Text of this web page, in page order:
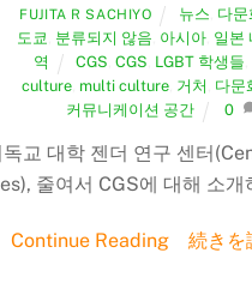
FUJITA R SACHIYO 뉴스 다문
도쿄 분류되지 않음 아시아, 일본
역
CGS ,CGS LGBT 학생들
culture multi culture 거처 다문
커뮤니케이션 공간
0
독교 대학 젠더 연구 센터
줄여서 CGS에 대해 소개
Continue Reading 続きを